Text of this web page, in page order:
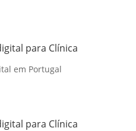
para Clínica
em Portugal
para Clínica